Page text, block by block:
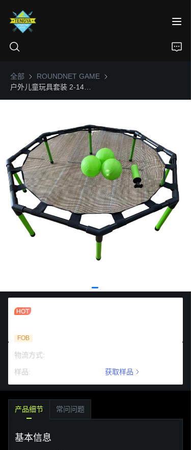
全部 ROUNDNET GAME ROUNDNET GAME
FOB
物流方式:
样品: 获取样品
产品细节 常问问题
基本信息
首页
关于我们
新闻
联系